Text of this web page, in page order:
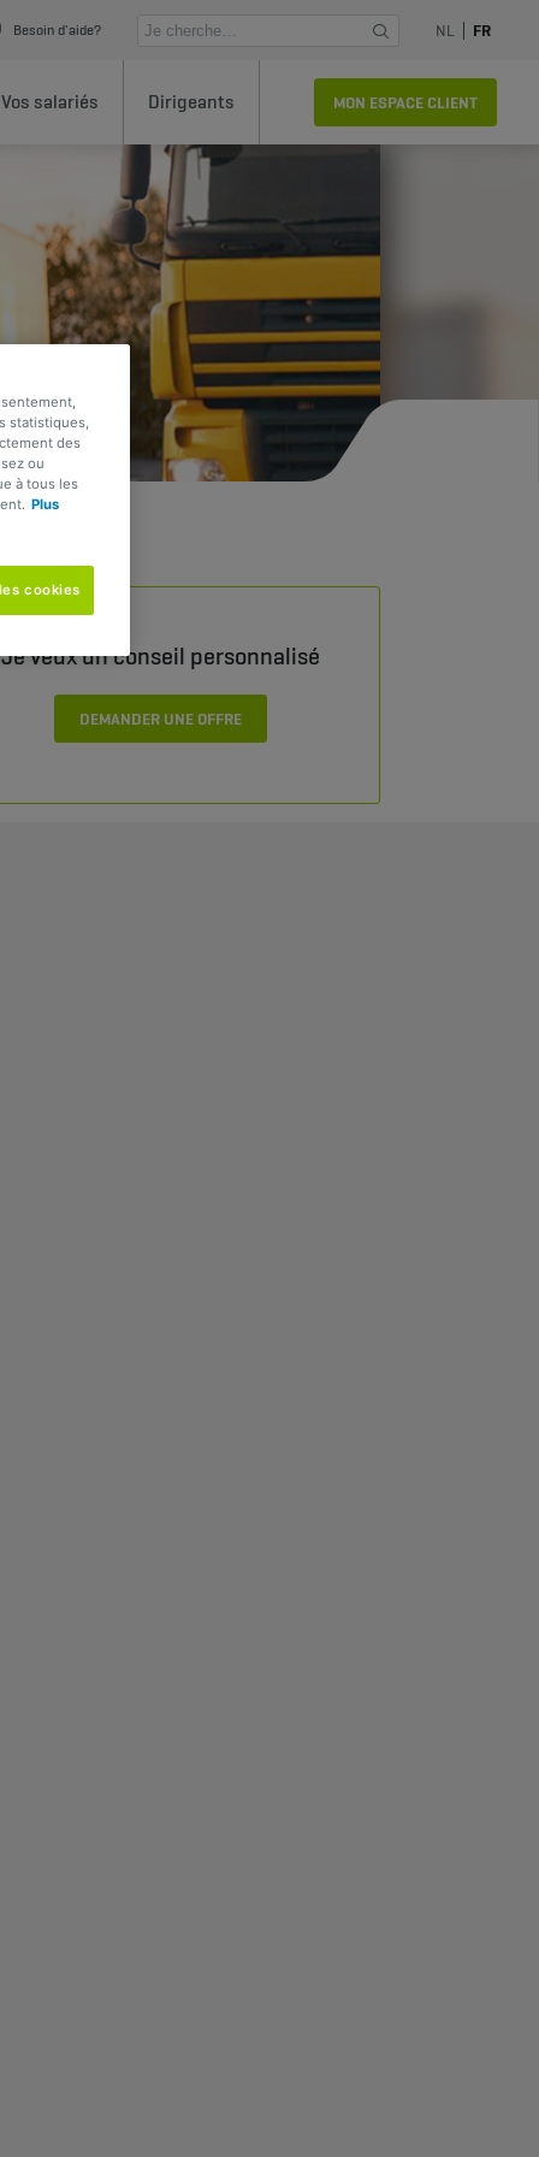
Besoin d'aide? NL FR
Vos salariés Dirigeants MON ESPACE CLIENT
Je veux un conseil personnalisé
DEMANDER UNE OFFRE
statistiques,
des
ou
à tous les
Plus
cookies